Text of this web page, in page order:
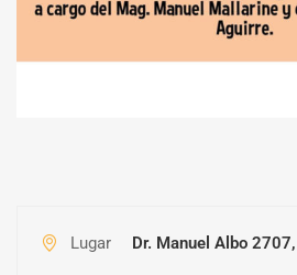
Lugar Dr. Manuel Albo